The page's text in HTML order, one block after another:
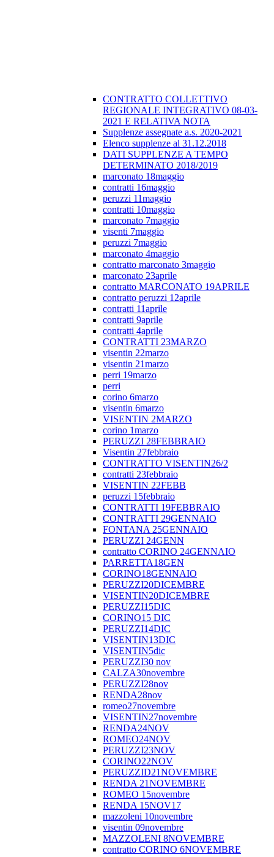
CONTRATTO COLLETTIVO
REGIONALE INTEGRATIVO 08-03-
2021 E RELATIVA NOTA
Supplenze assegnate a.s. 2020-2021
Elenco supplenze al 31.12.2018
DATI SUPPLENZE A TEMPO
DETERMINATO 2018/2019
marconato 18maggio
contratti 16maggio
peruzzi 11maggio
contratti 10maggio
marconato 7maggio
visenti 7maggio
peruzzi 7maggio
marconato 4maggio
contratto marconato 3maggio
marconato 23aprile
contratto MARCONATO 19APRILE
contratto peruzzi 12aprile
contratti 11aprile
contratti 9aprile
contratti 4aprile
CONTRATTI 23MARZO
visentin 22marzo
visentin 21marzo
perri 19marzo
perri
corino 6marzo
visentin 6marzo
VISENTIN 2MARZO
corino 1marzo
PERUZZI 28FEBBRAIO
Visentin 27febbraio
CONTRATTO VISENTIN26/2
contratti 23febbraio
VISENTIN 22FEBB
peruzzi 15febbraio
CONTRATTI 19FEBBRAIO
CONTRATTI 29GENNAIO
FONTANA 25GENNAIO
PERUZZI 24GENN
contratto CORINO 24GENNAIO
PARRETTA18GEN
CORINO18GENNAIO
PERUZZI20DICEMBRE
VISENTIN20DICEMBRE
PERUZZI15DIC
CORINO15 DIC
PERUZZI14DIC
VISENTIN13DIC
VISENTIN5dic
PERUZZI30 nov
CALZA30novembre
PERUZZI28nov
RENDA28nov
romeo27novembre
VISENTIN27novembre
RENDA24NOV
ROMEO24NOV
PERUZZI23NOV
CORINO22NOV
PERUZZID21NOVEMBRE
RENDA 21NOVEMBRE
ROMEO 15novembre
RENDA 15NOV17
mazzoleni 10novembre
visentin 09novembre
MAZZOLENI 8NOVEMBRE
contratto CORINO 6NOVEMBRE